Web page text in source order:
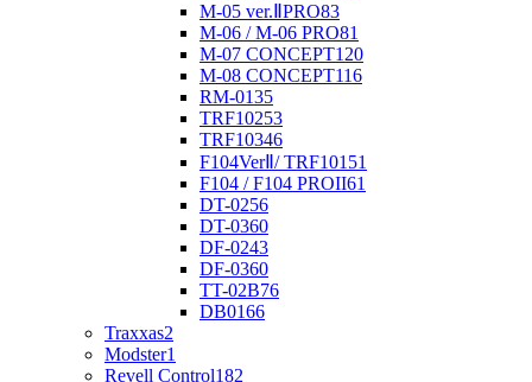
M-05 ver.ⅡPRO83
M-06 / M-06 PRO81
M-07 CONCEPT120
M-08 CONCEPT116
RM-0135
TRF10253
TRF10346
F104VerⅡ/ TRF101 51
F104 / F104 PROII61
DT-0256
DT-0360
DF-0243
DF-0360
TT-02B76
DB0166
Traxxas2
Modster1
Revell Control182